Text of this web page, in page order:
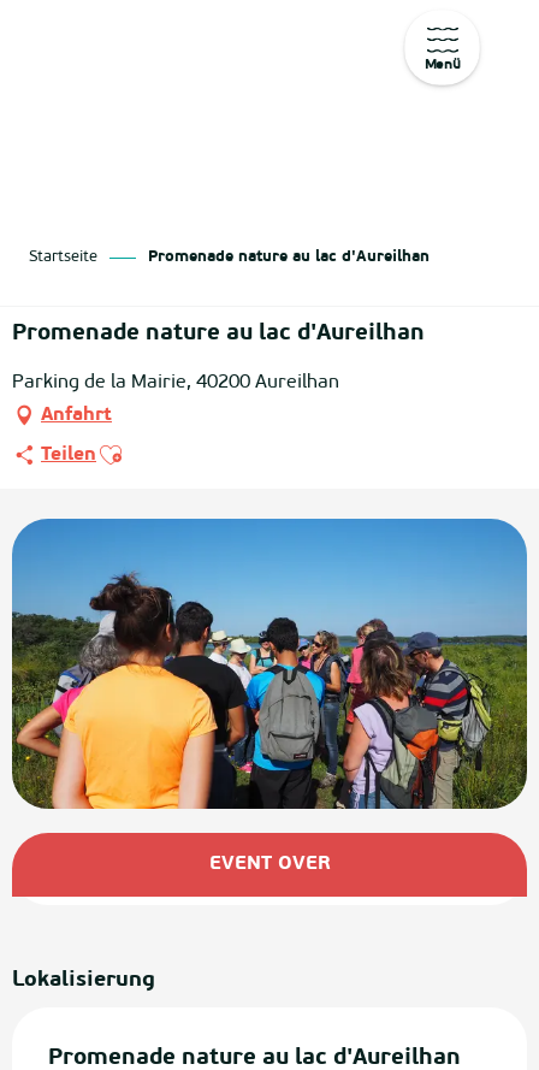
Menü
Startseite Promenade nature au lac d'Aureilhan
Promenade nature au lac d'Aureilhan
Parking de la Mairie, 40200 Aureilhan
Anfahrt
Teilen Ajouter aux favoris
Öffnungszeiten & Kontaktdaten
EVENT OVER
Lokalisierung
Promenade nature au lac d'Aureilhan